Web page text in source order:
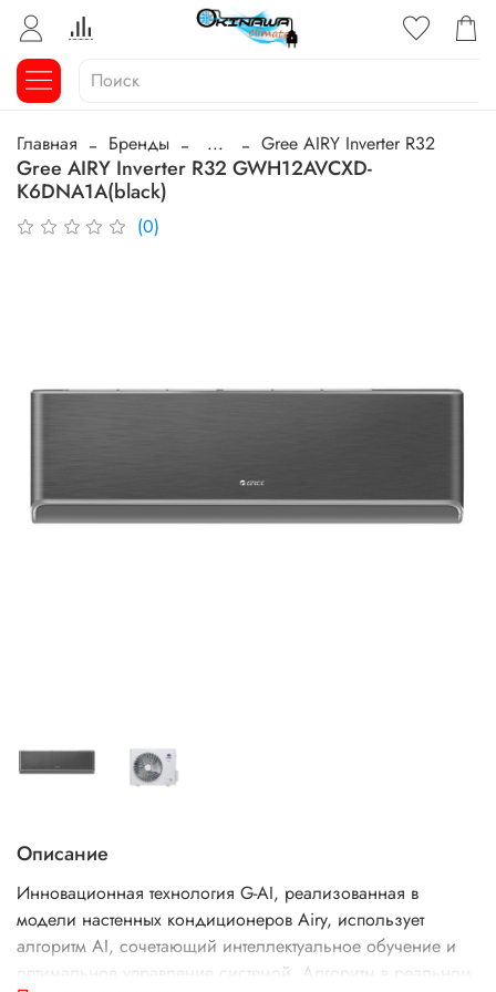
Главная Бренды ... Gree AIRY Inverter R32
Gree AIRY Inverter R32 GWH12AVCXD-
K6DNA1A(black)
(0)
Описание
Инновационная технология G-AI, реализованная в
модели настенных кондиционеров Airy, использует
алгоритм AI, сочетающий интеллектуальное обучение и
оптимальное управление системой. Алгоритм в реальном